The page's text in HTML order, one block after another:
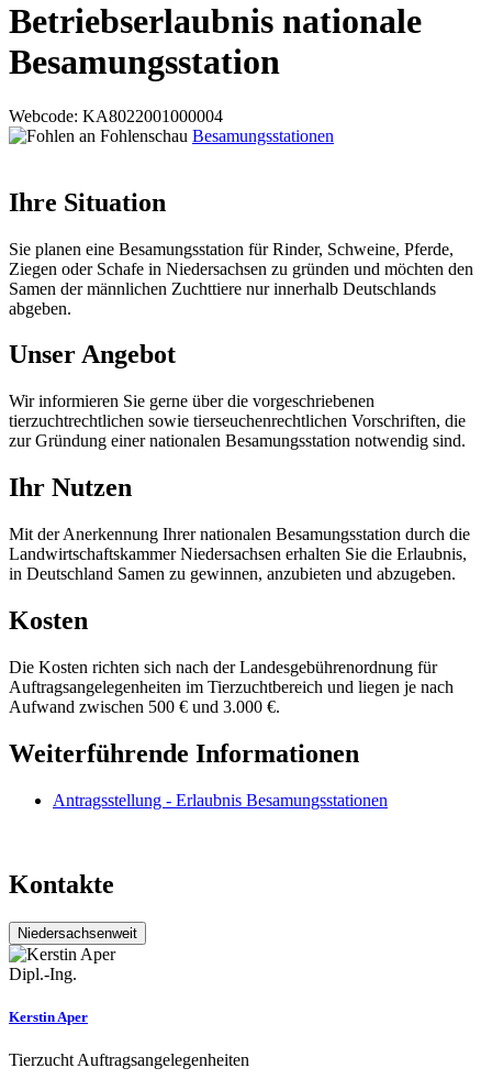
Betriebserlaubnis nationale
Besamungsstation
Webcode: KA8022001000004
Besamungsstationen
Ihre Situation
Sie planen eine Besamungsstation für Rinder, Schweine, Pferde,
Ziegen oder Schafe in Niedersachsen zu gründen und möchten den
Samen der männlichen Zuchttiere nur innerhalb Deutschlands
abgeben.
Unser Angebot
Wir informieren Sie gerne über die vorgeschriebenen
tierzuchtrechtlichen sowie tierseuchenrechtlichen Vorschriften, die
zur Gründung einer nationalen Besamungsstation notwendig sind.
Ihr Nutzen
Mit der Anerkennung Ihrer nationalen Besamungsstation durch die
Landwirtschaftskammer Niedersachsen erhalten Sie die Erlaubnis,
in Deutschland Samen zu gewinnen, anzubieten und abzugeben.
Kosten
Die Kosten richten sich nach der Landesgebührenordnung für
Auftragsangelegenheiten im Tierzuchtbereich und liegen je nach
Aufwand zwischen 500 € und 3.000 €.
Weiterführende Informationen
Antragsstellung - Erlaubnis Besamungsstationen
Kontakte
Niedersachsenweit
Dipl.-Ing.
Kerstin Aper
Tierzucht Auftragsangelegenheiten